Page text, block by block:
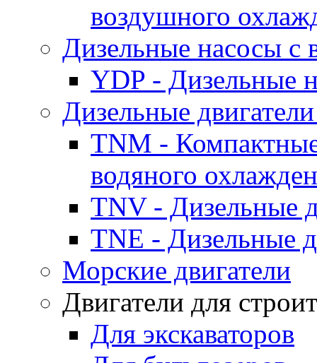
воздушного
Дизельные насосы
YDP - Дизельные
Дизельные
TNM -
водяного
TNV - Дизельные
TNE - Дизельные
Морские двигатели
Двигатели для
Для экскаваторов